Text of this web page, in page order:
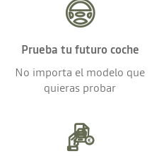
Prueba tu futuro coche
No importa el modelo que
quieras probar